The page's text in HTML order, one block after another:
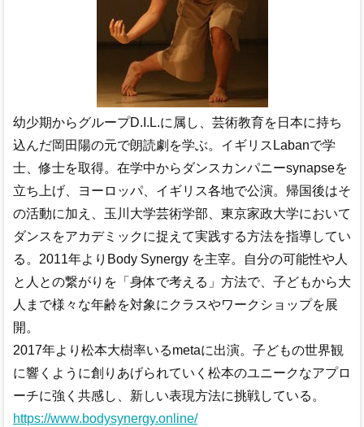
幼少期からグループD.I.L.に属し、芸術教育を日本に持ち
込んだ岡田陽の元で朗読劇を学ぶ。イギリスLabanで学
士、修士を取得。在学中からダンスカンパニーsynapseを
立ち上げ、ヨーロッパ、イギリス各地で公演。帰国後はそ
の活動に加え、玉川大学芸術学部、東京家政大学において
ダンスをアカデミックに捉えて実践する方法を指導してい
る。2011年よりBody Synergy を主宰。自分の可能性や人
と人との繋がりを「身体で考える」方法で、子どもから大
人まで様々な年齢を対象にクラスやワークショップを展
開。
2017年より松本大樹率いるmetaに出演。子どもの世界観
に響くように創りあげられていく松本のユニークなアプロ
ーチに強く共感し、新しい表現方法に挑戦している。
https://www.bodysynergy.online/